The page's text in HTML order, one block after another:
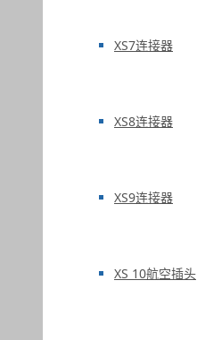
XS7连接器
XS8连接器
XS9连接器
XS 10航空插头